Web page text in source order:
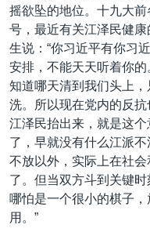
摇欲坠的地位。十九大
号，最近有关江泽民健
生说：“你习近平有你习
安排，不能天天听着你
知道哪天清到我们头上
洗。所以现在党内的反
江泽民抬出来，就是这
了，早就没有什么江派
不放以外，实际上在社
了。但当双方斗到关键
哪怕是一个很小的棋子
用。”